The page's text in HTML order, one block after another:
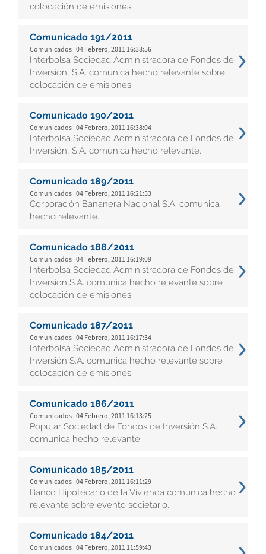
colocación de emisiones.
Comunicado 191/2011
Comunicados | 04 Febrero, 2011 16:38:56
Interbolsa Sociedad Administradora de Fondos de
Inversión, S.A. comunica hecho relevante sobre
colocación de emisiones.
Comunicado 190/2011
Comunicados | 04 Febrero, 2011 16:38:04
Interbolsa Sociedad Administradora de Fondos de
Inversión, S.A. comunica hecho relevante.
Comunicado 189/2011
Comunicados | 04 Febrero, 2011 16:21:53
Corporación Bananera Nacional S.A. comunica
hecho relevante.
Comunicado 188/2011
Comunicados | 04 Febrero, 2011 16:19:09
Interbolsa Sociedad Administradora de Fondos de
Inversión S.A. comunica hecho relevante sobre
colocación de emisiones.
Comunicado 187/2011
Comunicados | 04 Febrero, 2011 16:17:34
Interbolsa Sociedad Administradora de Fondos de
Inversión S.A. comunica hecho relevante sobre
colocación de emisiones.
Comunicado 186/2011
Comunicados | 04 Febrero, 2011 16:13:25
Popular Sociedad de Fondos de Inversión S.A.
comunica hecho relevante.
Comunicado 185/2011
Comunicados | 04 Febrero, 2011 16:11:29
Banco Hipotecario de la Vivienda comunica hecho
relevante sobre evento societario.
Comunicado 184/2011
Comunicados | 04 Febrero, 2011 11:59:43